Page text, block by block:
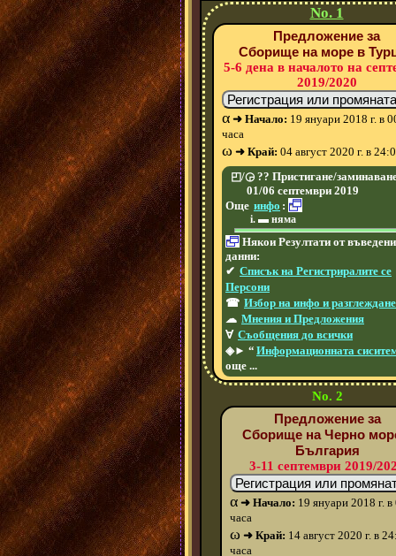
No. 1
Предложение за
Сборище на море в
5-6 дена в началото на
2019/2020
α ➜ Начало: 19 януари 2018 г. в
часа
ω ➜ Край: 04 август 2020 г. в
◰/◶ ?? Пристигане/
01/06 септември 2019
Още инфо :
▬ няма
Някои Резултати от
данни:
✔ Списък на Регистриралите се
Персони
☎ Избор на инфо и
☁ Мнения и Предложения
∀ Съобщения до всички
◈► “ Информационната
още ...
No. 2
Предложение за
Сборище на Черно
България
3-11 септември 2019/
α ➜ Начало: 19 януари 2018 г.
часа
ω ➜ Край: 14 август 2020 г. в
часа